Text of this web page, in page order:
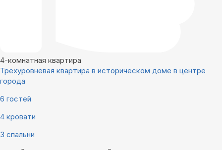
4-комнатная квартира
Трехуровневая квартира в историческом доме в центре
города
6 гостей
4 кровати
3 спальни